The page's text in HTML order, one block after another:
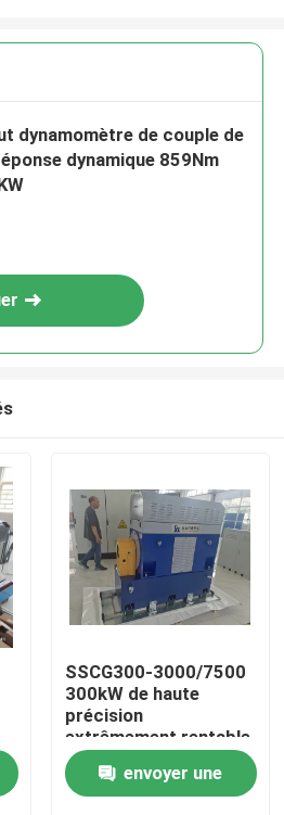
dynamomètre de couple de
dynamique 859Nm
SSCG300-3000/7500
300kW de haute
précision
extrêmement rentable
Système de banc
d'essai dynamomètre
électrique pour tester
envoyer une